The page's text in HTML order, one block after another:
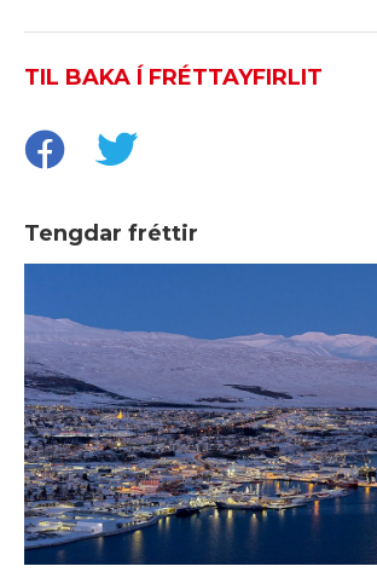
TIL BAKA Í FRÉTTAYFIRLIT
Tengdar fréttir